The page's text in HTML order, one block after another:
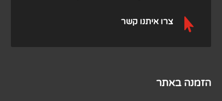
 צרו איתנו קשר
הזמנה באתר